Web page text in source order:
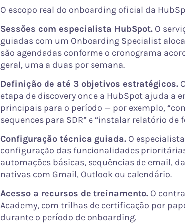
O escopo real do onboarding oficial da
Sessões com especialista HubSpot. O
guiadas com um Onboarding Specialist
são agendadas conforme o cronograma
geral, uma a duas por semana.
Definição de até 3 objetivos estratégicos.
etapa de discovery onde a HubSpot ajuda a
principais para o período — por exemplo,
sequences para SDR” e “instalar relatório de
Configuração técnica guiada. O
configuração das funcionalidades
automações básicas, sequências de email,
nativas com Gmail, Outlook ou calendário.
Acesso a recursos de treinamento. O
Academy, com trilhas de certificação por
durante o período de onboarding.